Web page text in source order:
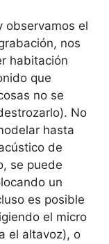
observamos el
nos
habitación
que
no se
No
hasta
de
se puede
un
es posible
el micro
el altavoz), o